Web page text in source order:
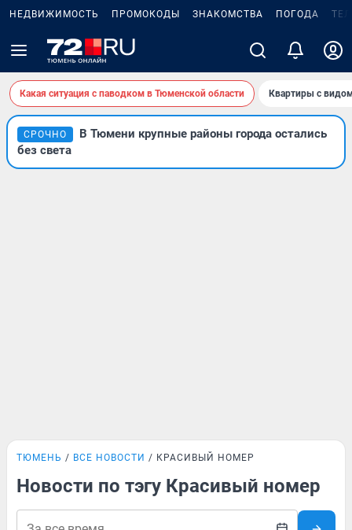
НЕДВИЖИМОСТЬ ПРОМОКОДЫ ЗНАКОМСТВА ПОГОДА
Какая ситуация с паводком в Тюменской области Квартиры с
СРОЧНО
В Тюмени крупные районы города остались
без света
ТЮМЕНЬ ВСЕ НОВОСТИ КРАСИВЫЙ НОМЕР
Новости по тэгу Красивый номер